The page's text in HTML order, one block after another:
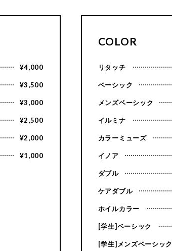
¥4,000
¥3,500
¥3,000
¥2,500
¥2,000
¥1,000
COLOR
リタッチ
ベーシック
メンズベーシック
イルミナ
カラーミューズ
イノア
ダブル
ケアダブル
ホイルカラー
[学生]ベーシック
[学生]メンズベーシック